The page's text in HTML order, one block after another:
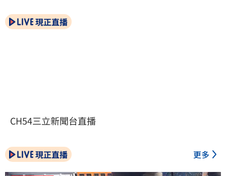
現正直播
CH54三立新聞台直播
現正直播 更多